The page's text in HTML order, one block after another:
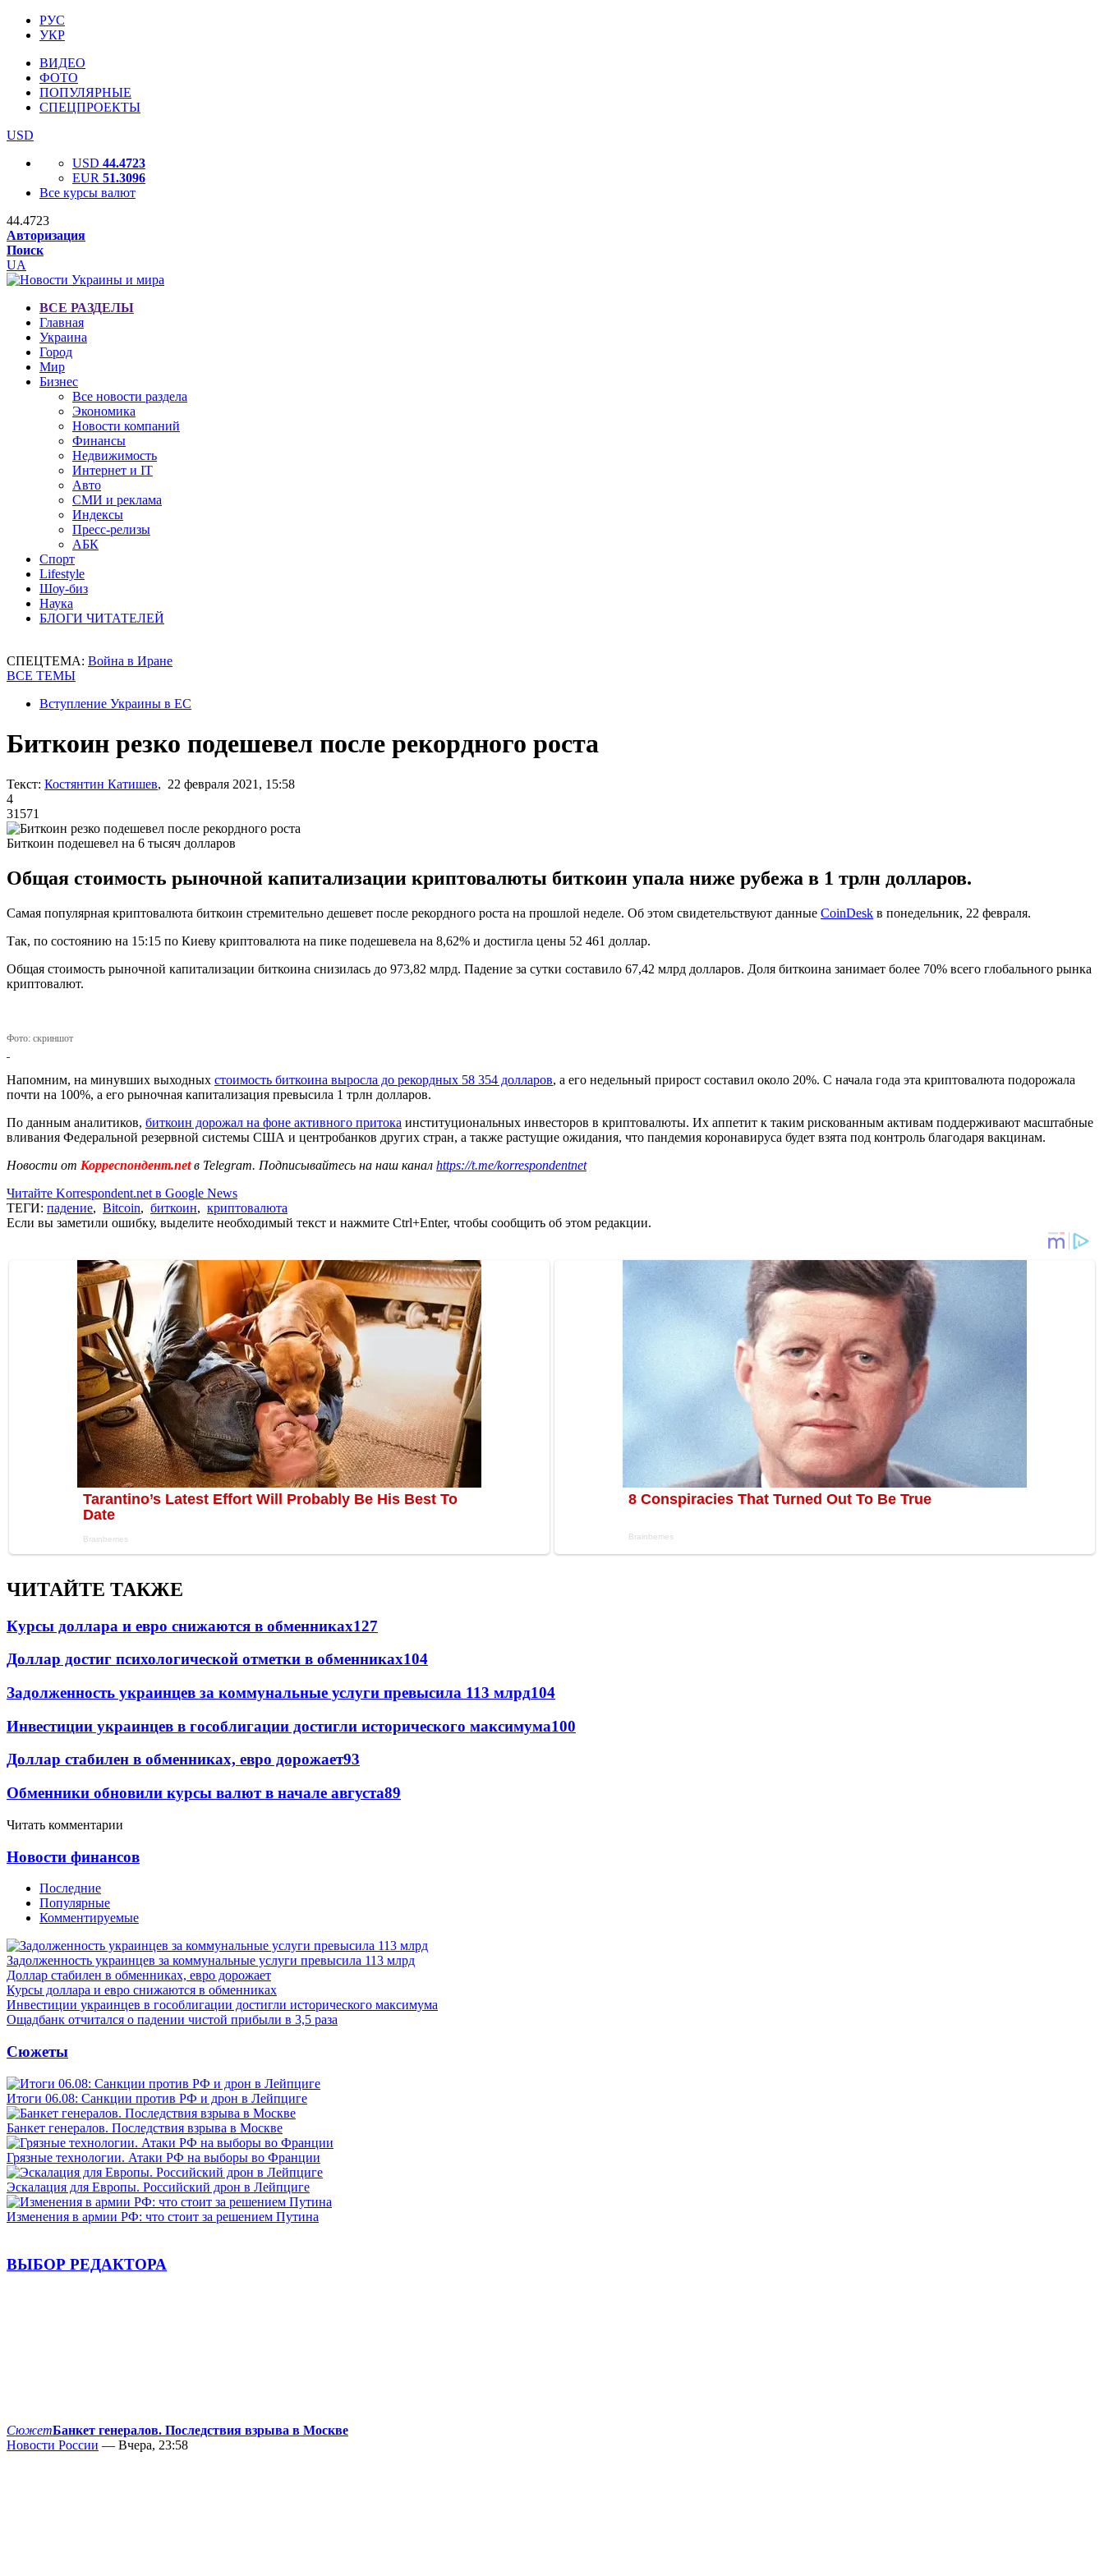
РУС
УКР
ВИДЕО
ФОТО
ПОПУЛЯРНЫЕ
СПЕЦПРОЕКТЫ
USD
USD 44.4723
EUR 51.3096
Все курсы валют
44.4723
Авторизация
Поиск
UA
ВСЕ РАЗДЕЛЫ
Главная
Украина
Город
Мир
Бизнес
Все новости раздела
Экономика
Новости компаний
Финансы
Недвижимость
Интернет и IT
Авто
СМИ и реклама
Индексы
Пресс-релизы
АБК
Спорт
Lifestyle
Шоу-биз
Наука
БЛОГИ ЧИТАТЕЛЕЙ
СПЕЦТЕМА: Война в Иране
ВСЕ ТЕМЫ
Вступление Украины в ЕС
Биткоин резко подешевел после рекордного роста
Текст: Костянтин Катишев, 22 февраля 2021, 15:58
4
31571
Биткоин подешевел на 6 тысяч долларов
Общая стоимость рыночной капитализации криптовалюты биткоин упала ниже рубежа в 1 трлн долларов.
Самая популярная криптовалюта биткоин стремительно дешевет после рекордного роста на прошлой неделе. Об этом свидетельствуют данные CoinDesk в понедельник, 22 февраля.
Так, по состоянию на 15:15 по Киеву криптовалюта на пике подешевела на 8,62% и достигла цены 52 461 доллар.
Общая стоимость рыночной капитализации биткоина снизилась до 973,82 млрд. Падение за сутки составило 67,42 млрд долларов. Доля биткоина занимает более 70% всего глобального рынка
криптовалют.
Фото: скриншот
Напомним, на минувших выходных стоимость биткоина выросла до рекордных 58 354 долларов, а его недельный прирост составил около 20%. С начала года эта криптовалюта подорожала
почти на 100%, а его рыночная капитализация превысила 1 трлн долларов.
По данным аналитиков, биткоин дорожал на фоне активного притока институциональных инвесторов в криптовалюты. Их аппетит к таким рискованным активам поддерживают масштабные
вливания Федеральной резервной системы США и центробанков других стран, а также растущие ожидания, что пандемия коронавируса будет взята под контроль благодаря вакцинам.
Новости от Корреспондент.netв Telegram. Подписывайтесь на наш канал https://t.me/korrespondentnet
Читайте Korrespondent.net в Google News
ТЕГИ: падение, Bitcoin, биткоин, криптовалюта
Если вы заметили ошибку, выделите необходимый текст и нажмите Ctrl+Enter, чтобы сообщить об этом редакции.
ЧИТАЙТЕ ТАКЖЕ
Курсы доллара и евро снижаются в обменниках127
Доллар достиг психологической отметки в обменниках104
Задолженность украинцев за коммунальные услуги превысила 113 млрд104
Инвестиции украинцев в гособлигации достигли исторического максимума100
Доллар стабилен в обменниках, евро дорожает93
Обменники обновили курсы валют в начале августа89
Читать комментарии
Новости финансов
Последние
Популярные
Комментируемые
Задолженность украинцев за коммунальные услуги превысила 113 млрд
Доллар стабилен в обменниках, евро дорожает
Курсы доллара и евро снижаются в обменниках
Инвестиции украинцев в гособлигации достигли исторического максимума
Ощадбанк отчитался о падении чистой прибыли в 3,5 раза
Сюжеты
Итоги 06.08: Санкции против РФ и дрон в Лейпциге
Банкет генералов. Последствия взрыва в Москве
Грязные технологии. Атаки РФ на выборы во Франции
Эскалация для Европы. Российский дрон в Лейпциге
Изменения в армии РФ: что стоит за решением Путина
ВЫБОР РЕДАКТОРА
СюжетБанкет генералов. Последствия взрыва в Москве
Новости России — Вчера, 23:58